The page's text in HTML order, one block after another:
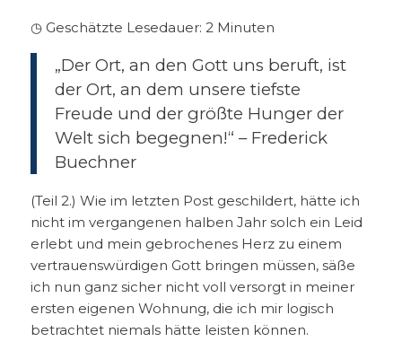
◷ Geschätzte Lesedauer: 2 Minuten
„Der Ort, an den Gott uns beruft, ist
der Ort, an dem unsere tiefste
Freude und der größte Hunger der
Welt sich begegnen!“ – Frederick
Buechner
(Teil 2.) Wie im letzten Post geschildert, hätte ich
nicht im vergangenen halben Jahr solch ein Leid
erlebt und mein gebrochenes Herz zu einem
vertrauenswürdigen Gott bringen müssen, säße
ich nun ganz sicher nicht voll versorgt in meiner
ersten eigenen Wohnung, die ich mir logisch
betrachtet niemals hätte leisten können.